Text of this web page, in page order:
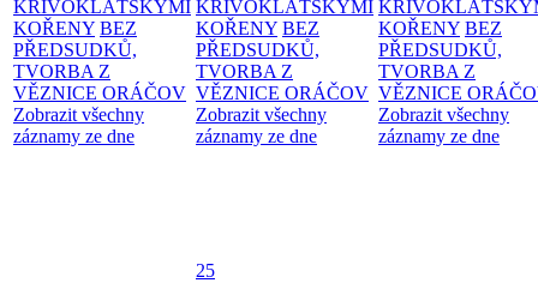
KŘIVOKLÁTSKÝMI
KOŘENY BEZ
PŘEDSUDKŮ,
TVORBA Z
VĚZNICE ORÁČOV
Zobrazit všechny
záznamy ze dne
KŘIVOKLÁTSKÝMI
KOŘENY BEZ
PŘEDSUDKŮ,
TVORBA Z
VĚZNICE ORÁČOV
Zobrazit všechny
záznamy ze dne
KOŘENY BEZ
PŘEDSUDKŮ,
TVORBA Z
VĚZNICE
Zobrazit všechny
záznamy ze dne
25